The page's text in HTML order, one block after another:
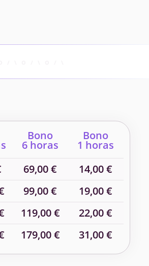
Bono
6 horas
Bono
1 horas
69,00 €
14,00 €
99,00 €
19,00 €
119,00 €
22,00 €
179,00 € 31,00 €